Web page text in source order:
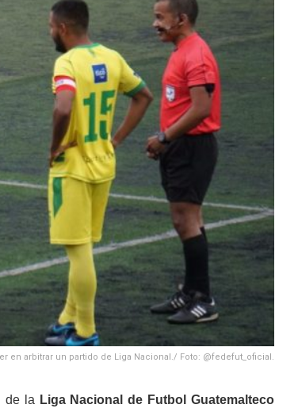
en arbitrar un partido de Liga Nacional./ Foto: @fedefut_oficial.
de la Liga Nacional de Futbol Guatemalteco